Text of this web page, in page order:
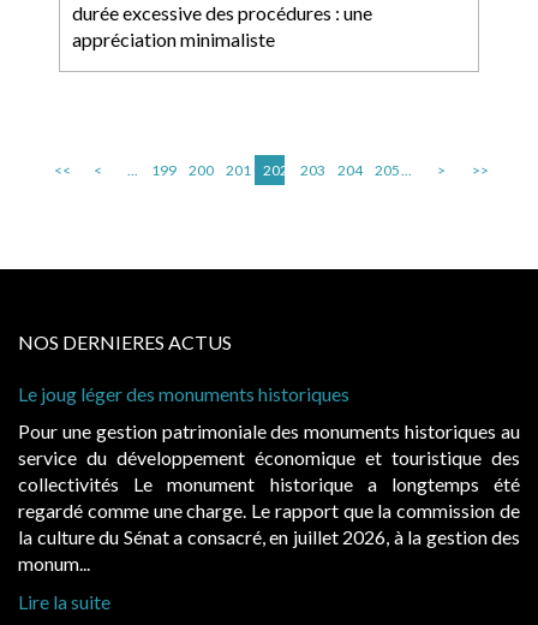
durée excessive des procédures : une
appréciation minimaliste
<< < ... 199 200 201 202 203 204 205... > >>
NOS DERNIERES ACTUS
historiques
des monuments historiques au
et touristique des
historique a longtemps été
rapport que la commission de
en juillet 2026, à la gestion des
Cabines de plage : le juge
Evocatrices des bains de
également un beau sujet
public, elles donnent lieu au
d’occupation. Saisies par des